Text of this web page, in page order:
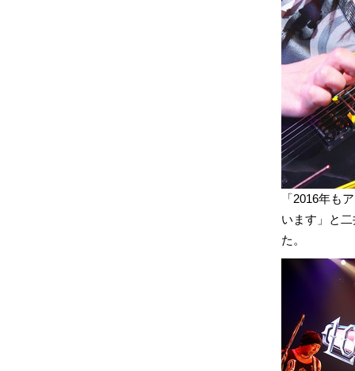
「2016年も
います」と
た。